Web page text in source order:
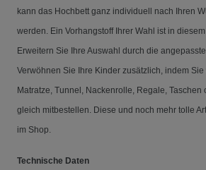
kann das Hochbett ganz individuell nach Ihren
werden. Ein Vorhangstoff Ihrer Wahl ist in
Erweitern Sie Ihre Auswahl durch die
Verwöhnen Sie Ihre Kinder zusätzlich, indem
Matratze, Tunnel, Nackenrolle, Regale, Taschen
gleich mitbestellen. Diese und noch mehr tolle
im Shop.
Technische Daten